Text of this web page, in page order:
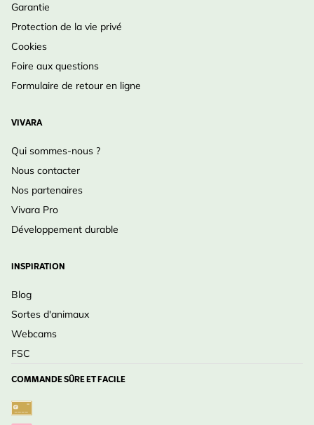
Garantie
Protection de la vie privé
Cookies
Foire aux questions
Formulaire de retour en ligne
VIVARA
Qui sommes-nous ?
Nous contacter
Nos partenaires
Vivara Pro
Développement durable
INSPIRATION
Blog
Sortes d'animaux
Webcams
FSC
COMMANDE SÛRE ET FACILE